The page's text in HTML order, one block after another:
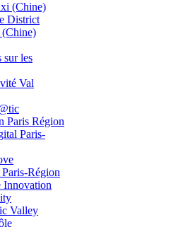
(Chine)
District
(Chine)
sur les
Val
Paris Région
Paris-
Région
Innovation
Valley